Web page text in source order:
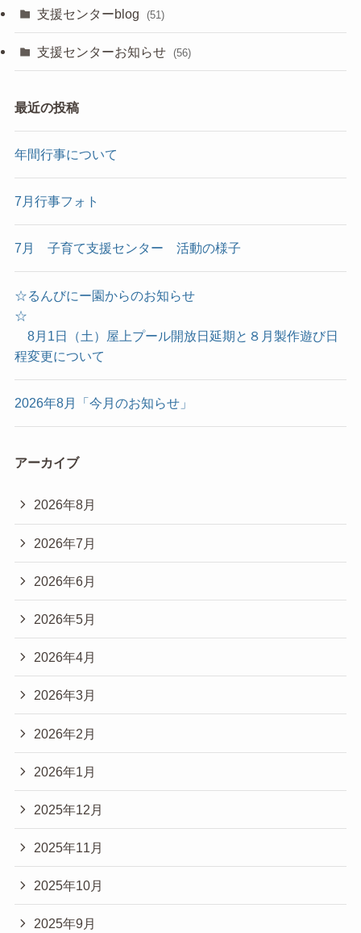
支援センターblog (51)
支援センターお知らせ (56)
最近の投稿
年間行事について
7月行事フォト
7月 子育て支援センター 活動の様子
☆るんびにー園からのお知らせ
☆
8月1日（土）屋上プール開放日延期と８月製作遊び日
程変更について
2026年8月「今月のお知らせ」
アーカイブ
2026年8月
2026年7月
2026年6月
2026年5月
2026年4月
2026年3月
2026年2月
2026年1月
2025年12月
2025年11月
2025年10月
2025年9月